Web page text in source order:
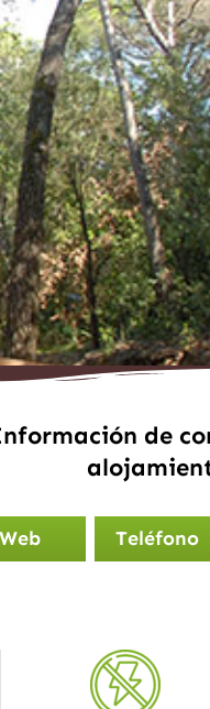
de
Web Teléfono